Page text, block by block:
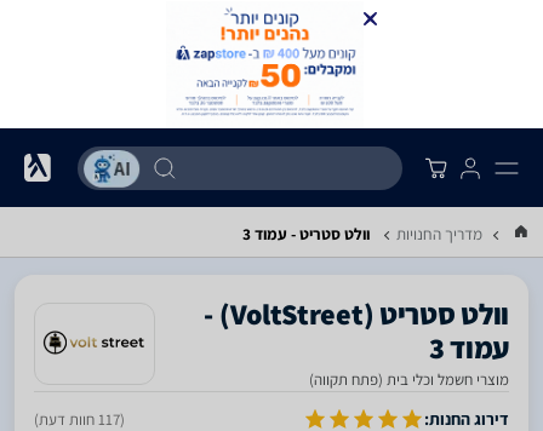
מדריך החנויות וולט סטריט - עמוד 3
‎וולט סטריט‎ ‏(VoltStreet) -
עמוד 3
מוצרי חשמל וכלי בית (פתח תקווה)
דירוג החנות: (117 חוות דעת)